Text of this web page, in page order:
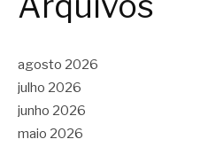
agosto 2026
julho 2026
junho 2026
maio 2026